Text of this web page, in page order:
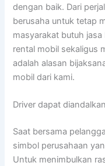
dengan baik. Dari
berusaha untuk tetap
masyarakat butuh
rental mobil sekaligus
adalah alasan
mobil dari kami.
Driver dapat diandalkan
Saat bersama
simbol perusahaan
Untuk menimbulkan